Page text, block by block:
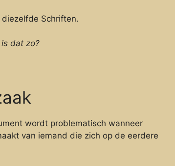
Schriften.
is dat zo?
wordt problematisch wanneer
van iemand die zich op de eerdere